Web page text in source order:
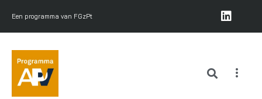
Een programma van FGzPt